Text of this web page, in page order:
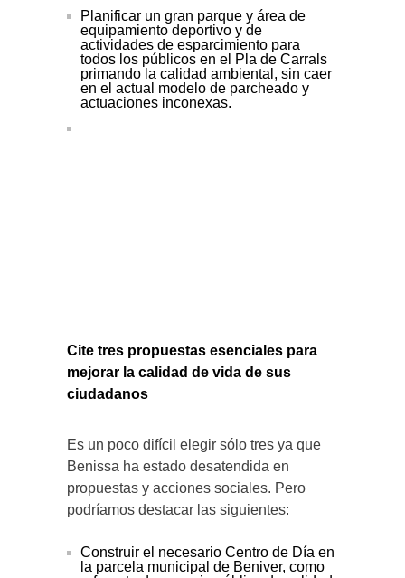
Planificar un gran parque y área de
equipamiento deportivo y de
actividades de esparcimiento para
todos los públicos en el Pla de Carrals
primando la calidad ambiental, sin caer
en el actual modelo de parcheado y
actuaciones inconexas.
Cite tres propuestas esenciales para
mejorar la calidad de vida de sus
ciudadanos
Es un poco difícil elegir sólo tres ya que
Benissa ha estado desatendida en
propuestas y acciones sociales. Pero
podríamos destacar las siguientes:
Construir el necesario Centro de Día en
la parcela municipal de Beniver, como